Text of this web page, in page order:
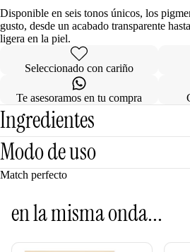
Disponible en seis tonos únicos, los
gusto, desde un acabado transparente
ligera en la piel.
Seleccionado con cariño
Te asesoramos en tu compra
Ingredientes
Modo de uso
Match perfecto
en la misma onda...